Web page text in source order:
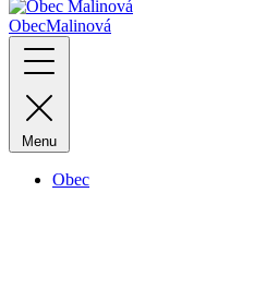
ObecMalinová
Menu
Obec